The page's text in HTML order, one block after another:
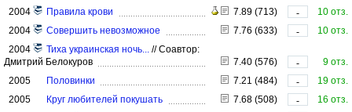
2004
Правила крови 7.89 (713) -
10 отз.
2004
Совершить невозможное 7.76 (633) -
10 отз.
2004
Тиха украинская ночь... //Соавтор:
Дмитрий Белокуров
7.40 (576) -
9 отз.
2005
Половинки 7.21 (484) -
19 отз.
2005
Круг любителей покушать 7.68 (508) -
16 отз.